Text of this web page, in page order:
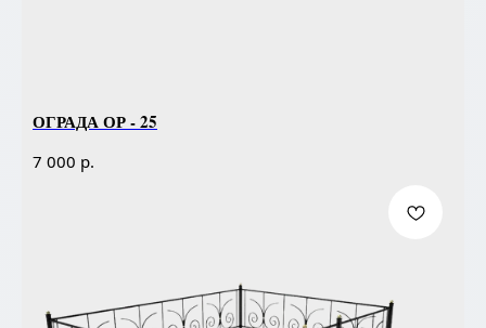
ОГРАДА ОР - 25
7 000 р.